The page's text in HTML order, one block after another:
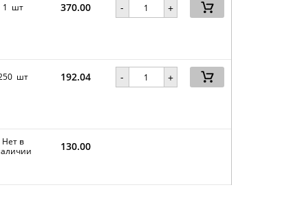
1 шт 370.00 - +
шт 192.04 - +
Нет в
130.00